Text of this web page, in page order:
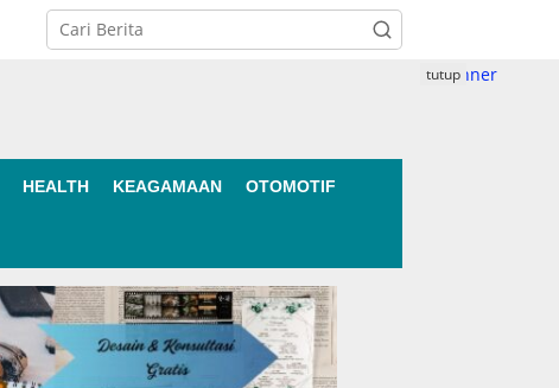
HEALTH KEAGAMAAN OTOMOTIF
tutup